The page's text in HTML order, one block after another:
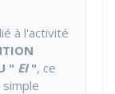
à l'activité
" EI", ce